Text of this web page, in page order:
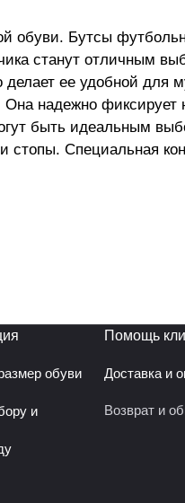
обуви. Бутсы
станут отличным
ее удобной для
надежно
быть идеальным
Специальная
Детские
футбольные
обуви
и
Помощь
Доставка и
Возврат и